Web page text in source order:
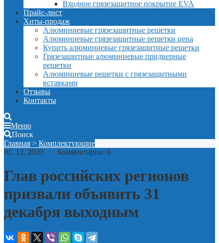
Входное грязезащитное покрытие EVA
Прайс-лист
Хиты-продаж
Алюминиевые грязезащитные решетки
Алюминиевые грязезащитные решетки цена
Купить алюминиевые грязезащитные решетки
Грязезащитные алюминиевые придверные
решетки
Алюминиевые решетки с грязезащитными
вставками
Отзывы
Контакты
Меню
Поиск
Главная > Комплектующие
01. 12. 2020 · Комментарии: 0 ·
Глав российских регионов
призвали объявить 31
декабря выходным